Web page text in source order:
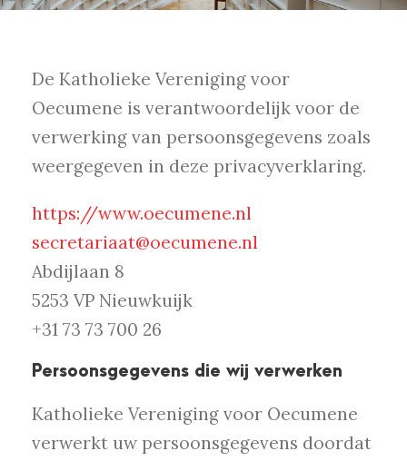
De Katholieke Vereniging voor
Oecumene is verantwoordelijk voor de
verwerking van persoonsgegevens zoals
weergegeven in deze privacyverklaring.
https://www.oecumene.nl
secretariaat@oecumene.nl
Abdijlaan 8
5253 VP Nieuwkuijk
+31 73 73 700 26
Persoonsgegevens die wij verwerken
Katholieke Vereniging voor Oecumene
verwerkt uw persoonsgegevens doordat